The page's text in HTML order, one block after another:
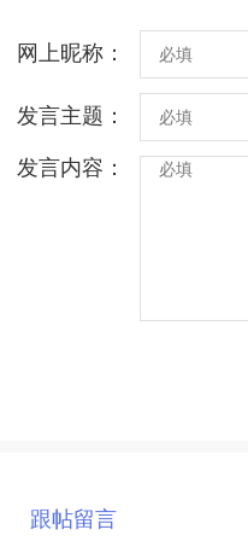
网上昵称：
发言主题：
发言内容：
跟帖留言